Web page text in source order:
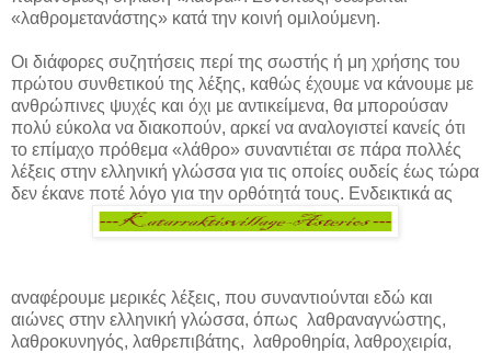
«λαθρομετανάστης» κατά την κοινή ομιλούμενη.
Οι διάφορες συζητήσεις περί της σωστής ή μη χρήσης του
πρώτου συνθετικού της λέξης, καθώς έχουμε να κάνουμε με
ανθρώπινες ψυχές και όχι με αντικείμενα, θα μπορούσαν
πολύ εύκολα να διακοπούν, αρκεί να αναλογιστεί κανείς ότι
το επίμαχο πρόθεμα «λάθρο» συναντιέται σε πάρα πολλές
λέξεις στην ελληνική γλώσσα για τις οποίες ουδείς έως τώρα
δεν έκανε ποτέ λόγο για την ορθότητά τους. Ενδεικτικά ας
αναφέρουμε μερικές λέξεις, που συναντιούνται εδώ και
αιώνες στην ελληνική γλώσσα, όπως λαθραναγνώστης,
λαθροκυνηγός, λαθρεπιβάτης, λαθροθηρία, λαθροχειρία,